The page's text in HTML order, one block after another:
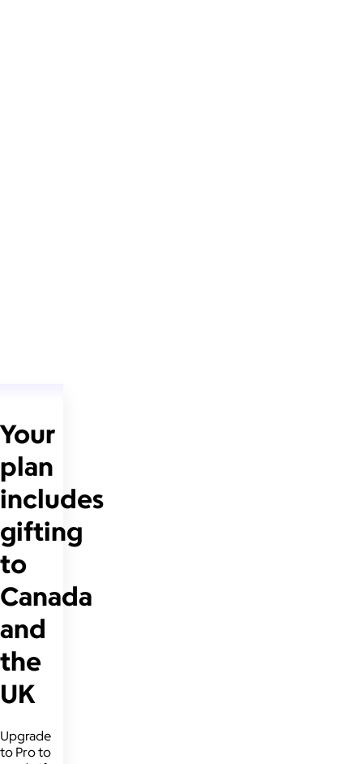
Your
plan
includes
gifting
to
Canada
and
the
UK
Upgrade
to Pro to